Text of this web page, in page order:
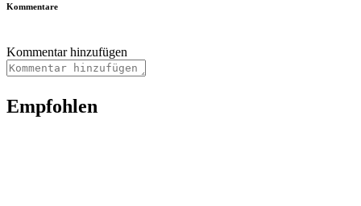
Kommentare
Kommentar hinzufügen
Empfohlen